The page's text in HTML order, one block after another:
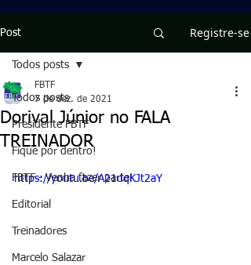
Post Registre-se
Todos posts
Presidente FBTF
Fique por dentro!
FBTF - Venha fazer parte!
Editorial
Treinadores
Marcelo Salazar
Todos posts
Dorival Júnior no FALA
TREINADOR
FBTF
7 de dez. de 2021
https://youtu.be/A21dqKJt2aY